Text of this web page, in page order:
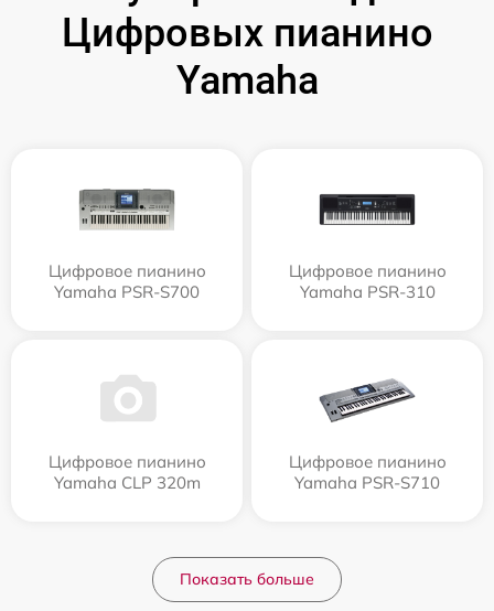
Цифровых пианино
Yamaha
Цифровое пианино
Yamaha PSR-S700
Цифровое пианино
Yamaha PSR-310
Цифровое пианино
Yamaha CLP 320m
Цифровое пианино
Yamaha PSR-S710
Показать больше